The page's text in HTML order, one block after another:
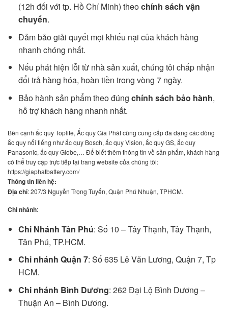
(12h đối với tp. Hồ Chí Minh) theochính sách vận
chuyển.
Đảm bảo giải quyết mọi khiếu nại của khách hàng
nhanh chóng nhất.
Nếu phát hiện lỗi từ nhà sản xuất, chúng tôi chấp nhận
đổi trả hàng hóa, hoàn tiền trong vòng 7 ngày.
Bảo hành sản phẩm theo đúng chính sách bảo hành,
hỗ trợ khách hàng nhanh nhất.
Bên cạnh ắc quy Toplite, Ắc quy Gia Phát cũng cung cấp đa dạng các dòng
ắc quy nổi tiếng như ắc quy Bosch, ắc quy Vision, ắc quy GS, ắc quy
Panasonic, ắc quy Globe,… Để biết thêm thông tin về sản phẩm, khách hàng
có thể truy cập trực tiếp tại trang website của chúng tôi:
https://giaphatbattery.com/
Thông tin liên hệ:
Địa chỉ: 207/3 Nguyễn Trọng Tuyển, Quận Phú Nhuận, TPHCM.
Chi nhánh:
Chi Nhánh Tân Phú: Số 10 – Tây Thạnh, Tây Thạnh,
Tân Phú, TP.HCM.
Chi nhánh Quận 7: Số 635 Lê Văn Lương, Quận 7, Tp
HCM.
Chi nhánh Bình Dương: 262 Đại Lộ Bình Dương –
Thuận An – Bình Dương.